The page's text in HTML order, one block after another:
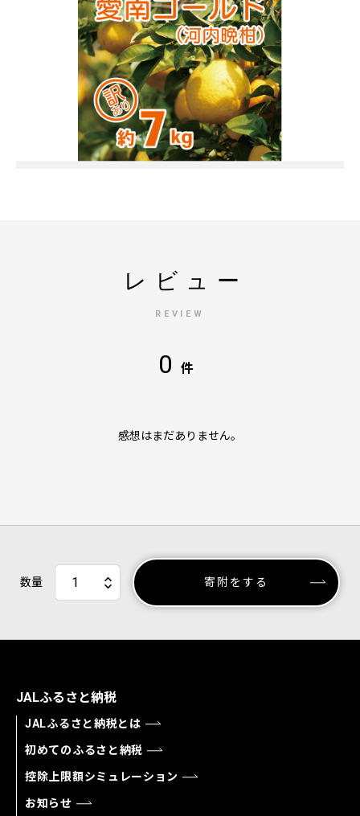
レビュー
REVIEW
0 件
感想はまだありません。
数量 寄附をする
JALふるさと納税
JALふるさと納税とは
初めてのふるさと納税
控除上限額シミュレーション
お知らせ